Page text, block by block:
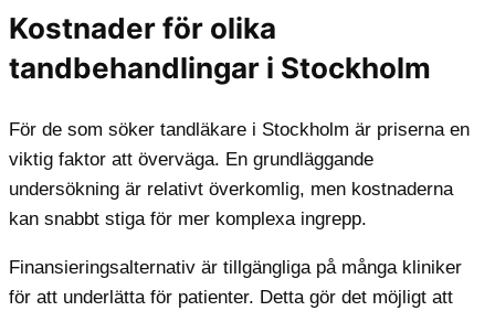
Kostnader för olika
tandbehandlingar i Stockholm
För de som söker tandläkare i Stockholm är priserna en
viktig faktor att överväga. En grundläggande
undersökning är relativt överkomlig, men kostnaderna
kan snabbt stiga för mer komplexa ingrepp.
Finansieringsalternativ är tillgängliga på många kliniker
för att underlätta för patienter. Detta gör det möjligt att